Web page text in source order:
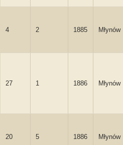
4 2 1885 Młynów
27 1 1886 Młynów
20 5 1886 Młynów